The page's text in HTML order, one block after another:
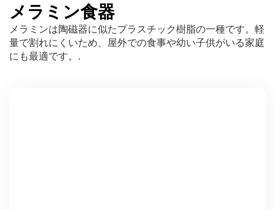
メラミン食器
メラミンは陶磁器に似たプラスチック樹脂の一種です。軽
量で割れにくいため、屋外での食事や幼い子供がいる家庭
にも最適です。.